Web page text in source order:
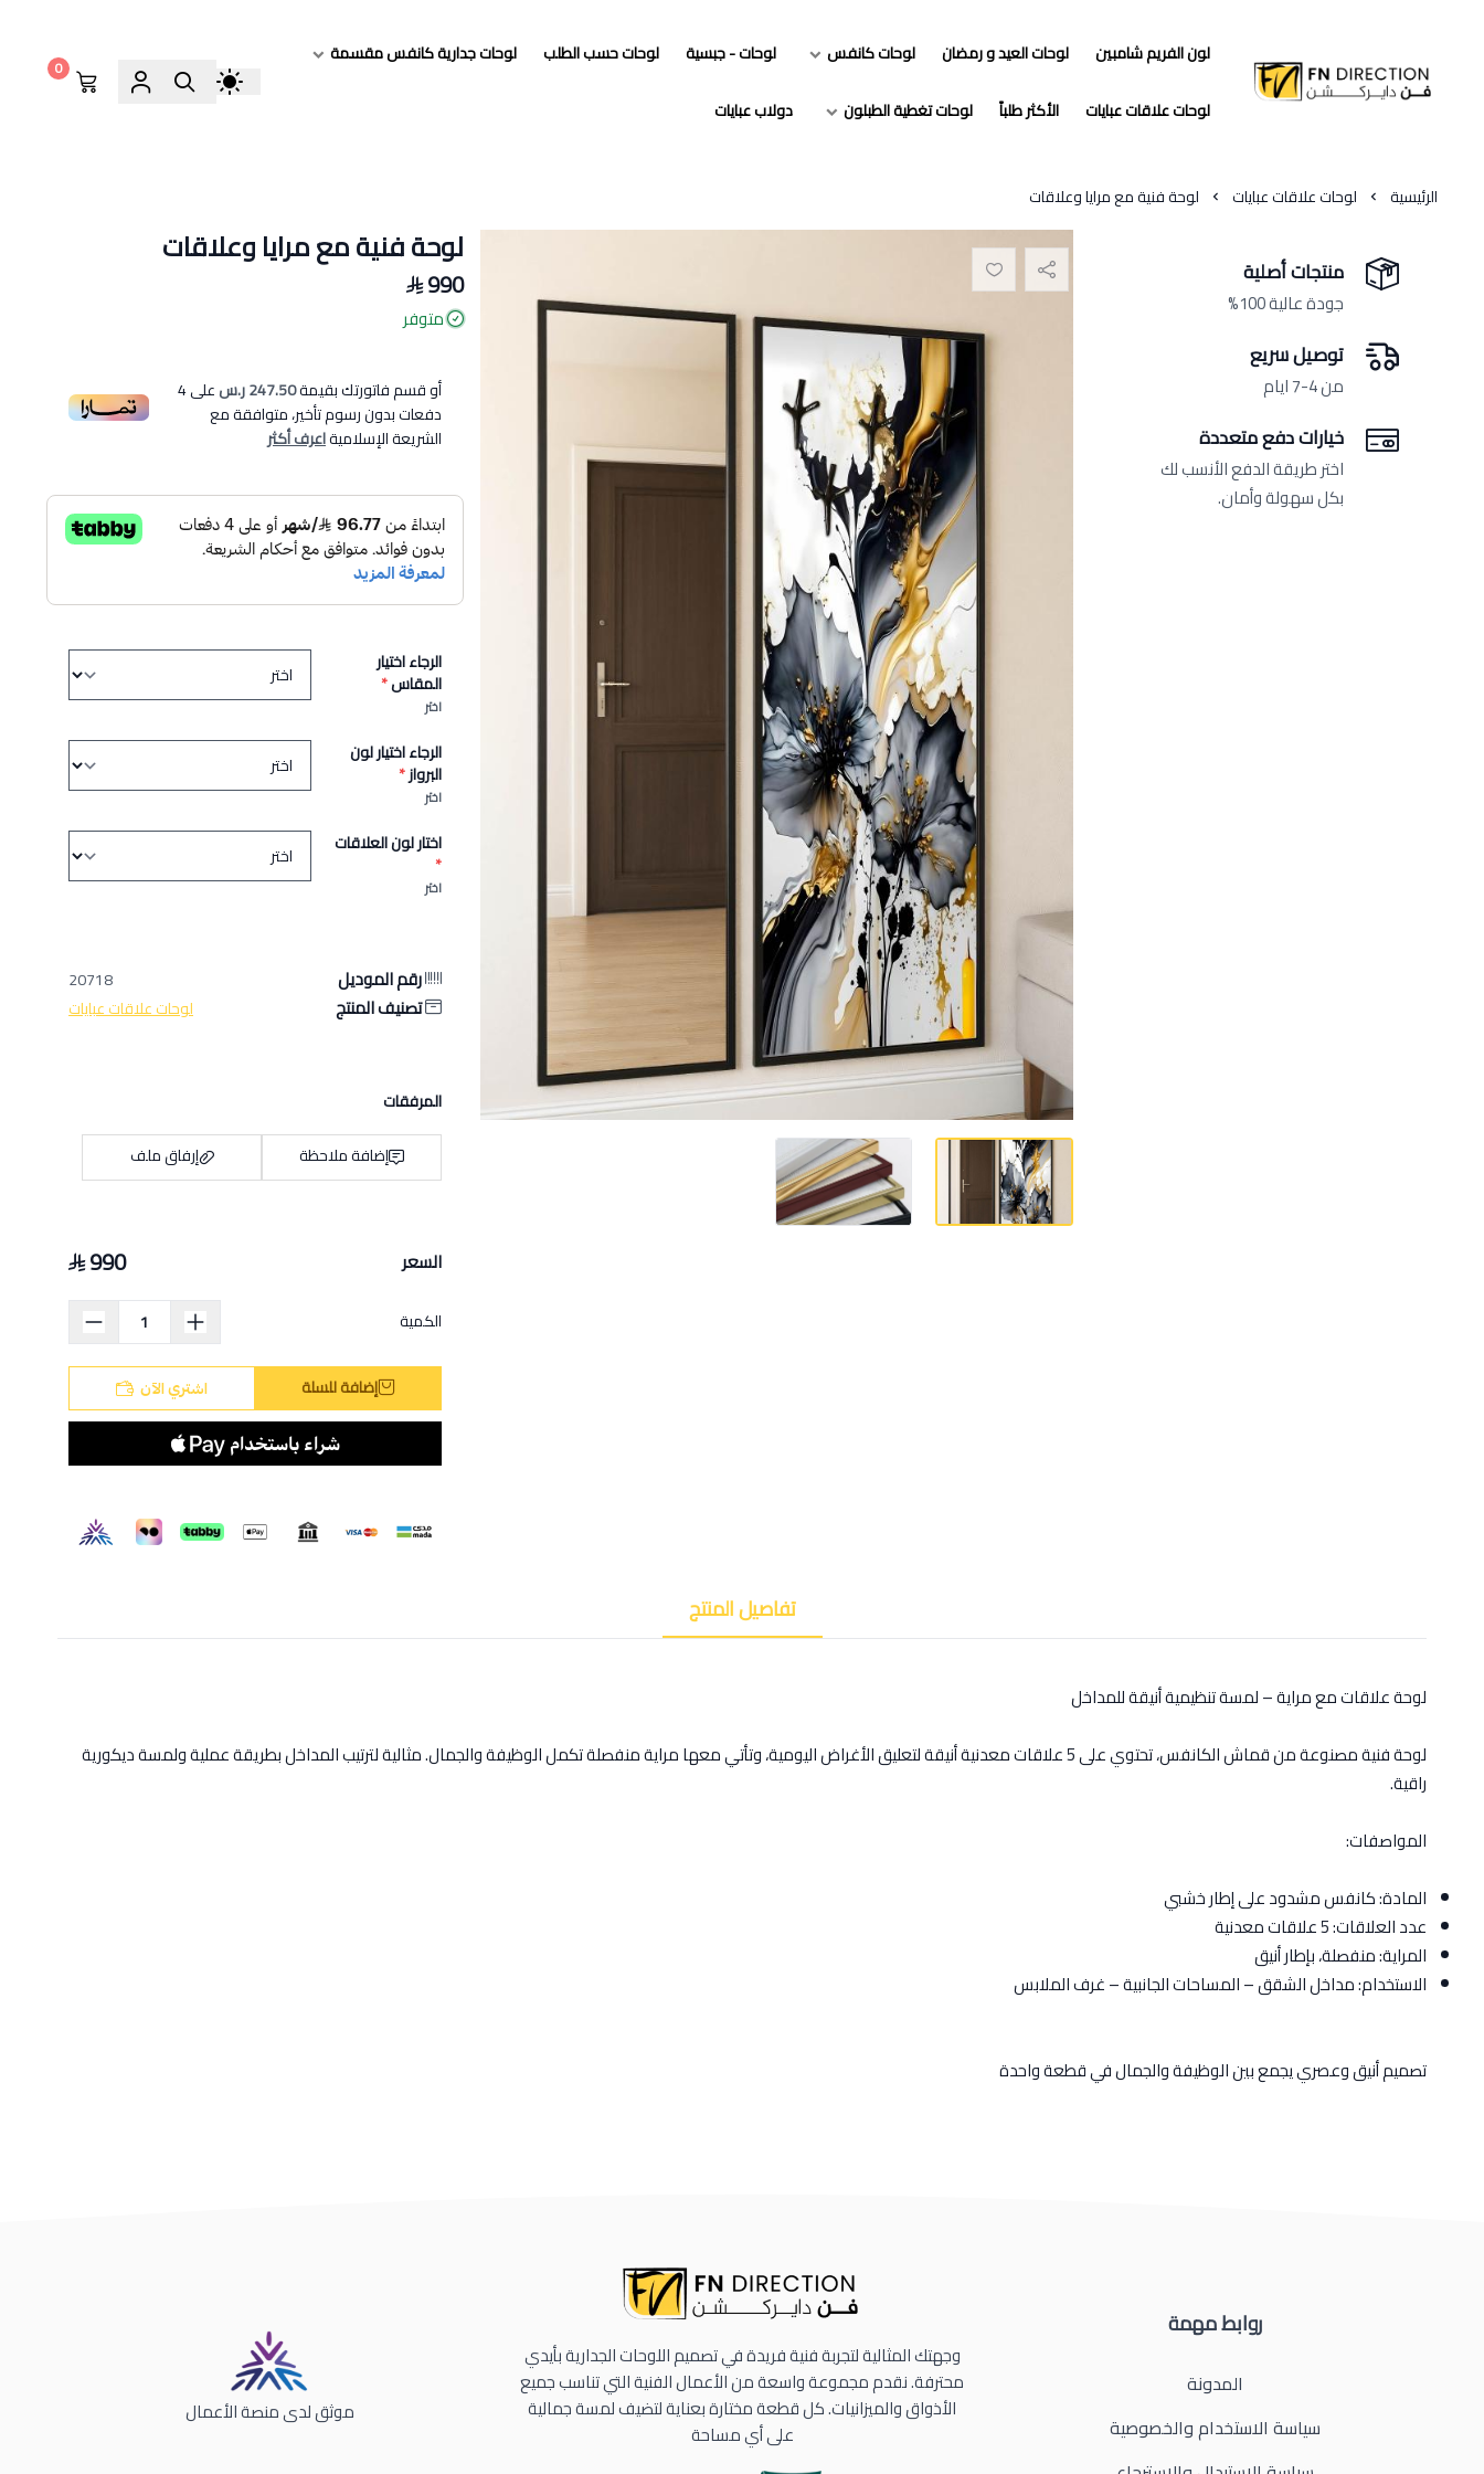
فن دايركشن
لون الفريم شامبين لوحات العيد و رمضان لوحات كانفس لوحات - جبسية لوحات حسب الطلب
لوحات جدارية كانفس مقسمة
لوحات علاقات عبايات
الأكثر طلباً لوحات تغطية الطبلون دولاب عبايات
0
الرئيسية لوحات علاقات عبايات لوحة فنية مع مرايا وعلاقات
لوحة فنية مع مرايا وعلاقات
990
متوفر
أو قسم فاتورتك بقيمة247.50 ر.س على4
دفعات بدون رسوم تأخير، متوافقة مع
الشريعة الإسلاميةاعرف أكثر
الرجاء اختيار
المقاس*
اختر
الرجاء اختيار لون
البرواز*
اختر
اختار لون العلاقات
*
اختر
رقم الموديل 20718
تصنيف المنتج لوحات علاقات عبايات
المرفقات
إضافة ملاحظة
إرفاق ملف
السعر 990
الكمية
إضافة للسلة اشتري الآن
منتجات أصلية
جودة عالية 100%
توصيل سريع
من 4-7 ايام
خيارات دفع متعددة
اختر طريقة الدفع الأنسب لك
بكل سهولة وأمان.
تفاصيل المنتج
لوحة علاقات مع مراية – لمسة تنظيمية أنيقة للمداخل
لوحة فنية مصنوعة من قماش الكانفس، تحتوي على 5 علاقات معدنية أنيقة لتعليق الأغراض اليومية، وتأتي معها مراية منفصلة تكمل الوظيفة والجمال. مثالية لترتيب المداخل بطريقة عملية ولمسة ديكورية
راقية.
المواصفات:
المادة: كانفس مشدود على إطار خشبي
عدد العلاقات: 5 علاقات معدنية
المراية: منفصلة، بإطار أنيق
الاستخدام: مداخل الشقق – المساحات الجانبية – غرف الملابس
تصميم أنيق وعصري يجمع بين الوظيفة والجمال في قطعة واحدة
روابط مهمة
المدونة
سياسة الاستخدام والخصوصية
وجهتك المثالية لتجربة فنية فريدة في تصميم اللوحات الجدارية بأيدي
محترفة. نقدم مجموعة واسعة من الأعمال الفنية التي تناسب جميع
الأذواق والميزانيات. كل قطعة مختارة بعناية لتضيف لمسة جمالية
على أي مساحة
موثق لدى منصة الأعمال